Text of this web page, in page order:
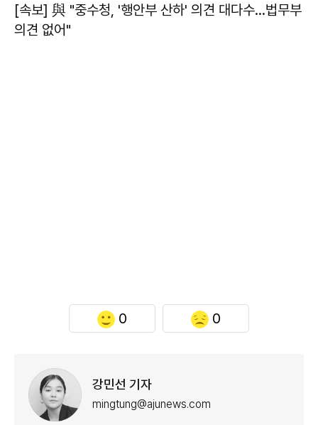
[속보] 與 "중수청, '행안부 산하' 의견 대다수…법무부
의견 없어"
0 0
강민선 기자
mingtung@ajunews.com